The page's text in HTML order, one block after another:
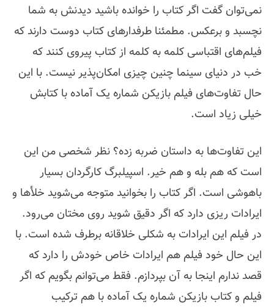
نمی‌توان گفت اگر کتاب را خوانده باشید دیدنش به شما
نچسبد و برعکس. مطمئنا طرفدارهای کتاب دوست دارند که
فیلم‌های اقتباسی کلمه به کلمه از کتاب پیروی کنند که
خب در دنیای سینما چنین چیزی امکان‌پذیر نیست. با این
حال تفاوت‌های فیلم بازیکن شماره یک آماده با کتابش
خیلی زیاد است.
این تفاوت‌ها به داستان ضربه زده؟ نظر شخصی من این
است که هم بله و هم خیر. اسپیلبرگ کارگردان بسیار
باهوشی است. اگر کتاب را بخوانید متوجه می‌شوید خلأها و
ایرادات ریزی دارد که اگر دقیق شوید روی مختان می‌رود.
در فیلم این ایرادات به شکلی خلاقانه برطرف شده‌ است. با
این حال خود فیلم هم ایرادات خاص خودش را دارد که
قصد ندارم اینجا به آن بپردازم. فقط می‌توانم بگویم که اگر
فیلم و کتاب بازیکن شماره‌ یک آماده با هم ترکیب